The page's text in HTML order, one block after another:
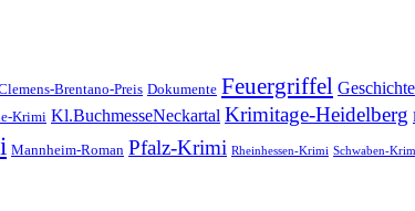
Brentano-Preis Dokumente Feuergriffel Geschichte
Krimi Kl.BuchmesseNeckartal Krimitage-Heidelberg
Mannheim-Roman Pfalz-Krimi Rheinhessen-Krimi Schwaben-